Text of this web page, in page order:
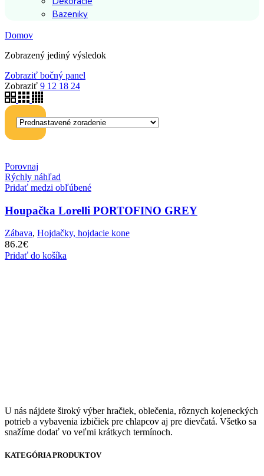
Bazeniky
Domov
Zobrazený jediný výsledok
Zobraziť bočný panel
Zobraziť 9 12 18 24
Porovnaj
Rýchly náhľad
Pridať medzi obľúbené
Houpačka Lorelli PORTOFINO GREY
Zábava, Hojdačky, hojdacie kone
86.2€
Pridať do košíka
U nás nájdete široký výber hračiek, oblečenia, rôznych kojeneckých
potrieb a vybavenia izbičiek pre chlapcov aj pre dievčatá. Všetko sa
snažíme dodať vo veľmi krátkych termínoch.
KATEGÓRIA PRODUKTOV